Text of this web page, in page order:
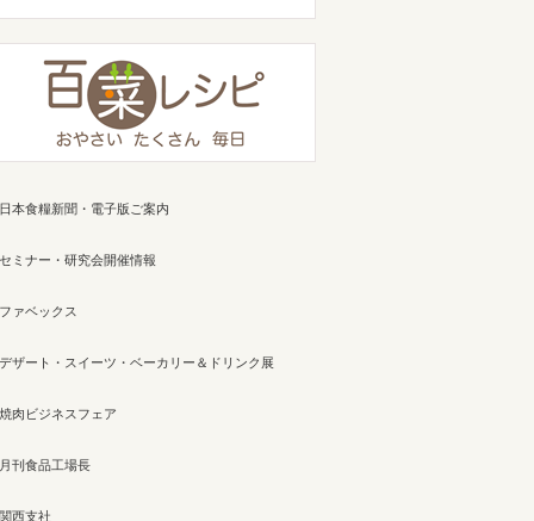
日本食糧新聞・電子版ご案内
セミナー・研究会開催情報
ファベックス
デザート・スイーツ・ベーカリー＆ドリンク展
焼肉ビジネスフェア
月刊食品工場長
関西支社